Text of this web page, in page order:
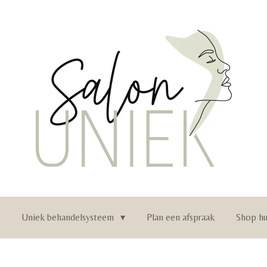
Uniek behandelsysteem Plan een afspraak Shop